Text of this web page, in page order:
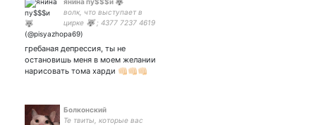
волк, что выступает в
цирке 🐺 ; 4377 7237 4619
8641 — на психиатра
гребаная депрессия, ты не
остановишь меня в моем желании
нарисовать тома харди 👊🏻👊🏻👊🏻
Болконский
Те твиты, которые вас